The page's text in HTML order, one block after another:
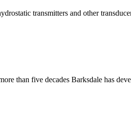
transmitters and other
than five decades Barksdale has